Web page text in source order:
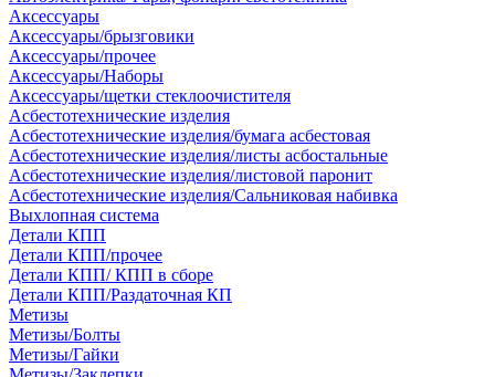
Аксессуары
Аксессуары/брызговики
Аксессуары/прочее
Аксессуары/Наборы
Аксессуары/щетки стеклоочистителя
Асбестотехнические изделия
Асбестотехнические изделия/бумага асбестовая
Асбестотехнические изделия/листы асбостальные
Асбестотехнические изделия/листовой паронит
Асбестотехнические изделия/Сальниковая набивка
Выхлопная система
Детали КПП
Детали КПП/прочее
Детали КПП/ КПП в сборе
Детали КПП/Раздаточная КП
Метизы
Метизы/Болты
Метизы/Гайки